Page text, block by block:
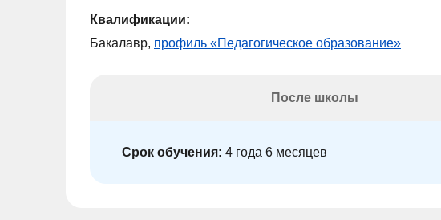
Квалификации:
Бакалавр, профиль «Педагогическое образование»
После школы
Срок обучения: 4 года 6 месяцев